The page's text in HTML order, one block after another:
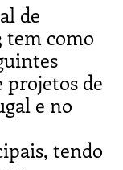
de
tem como
projetos de
e no
tendo